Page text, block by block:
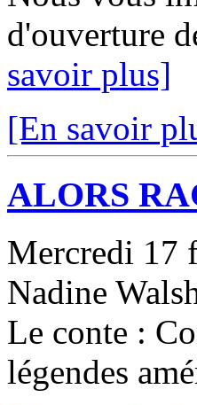
d'ouverture
savoir plus]
[En savoir
ALORS
Mercredi 17
Nadine
Le conte :
légendes